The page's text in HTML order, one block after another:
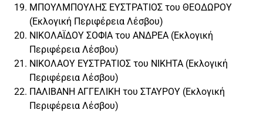
ΜΠΟΥΛΜΠΟΥΛΗΣ ΕΥΣΤΡΑΤΙΟΣ του ΘΕΟΔΩΡΟΥ
(Εκλογική Περιφέρεια Λέσβου)
ΝΙΚΟΛΑΪΔΟΥ ΣΟΦΙΑ του ΑΝΔΡΕΑ (Εκλογική
Περιφέρεια Λέσβου)
ΝΙΚΟΛΑΟΥ ΕΥΣΤΡΑΤΙΟΣ του ΝΙΚΗΤΑ (Εκλογική
Περιφέρεια Λέσβου)
ΠΑΛΙΒΑΝΗ ΑΓΓΕΛΙΚΗ του ΣΤΑΥΡΟΥ (Εκλογική
Περιφέρεια Λέσβου)